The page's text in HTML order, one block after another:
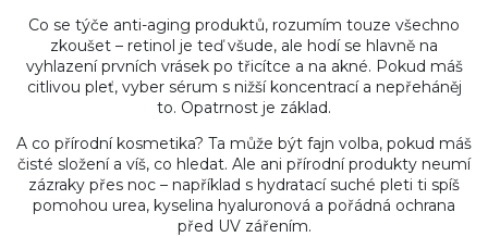
Co se týče anti-aging produktů, rozumím touze všechno
zkoušet – retinol je teď všude, ale hodí se hlavně na
vyhlazení prvních vrásek po třicítce a na akné. Pokud máš
citlivou pleť, vyber sérum s nižší koncentrací a nepřeháněj
to. Opatrnost je základ.
A co přírodní kosmetika? Ta může být fajn volba, pokud máš
čisté složení a víš, co hledat. Ale ani přírodní produkty neumí
zázraky přes noc – například s hydratací suché pleti ti spíš
pomohou urea, kyselina hyaluronová a pořádná ochrana
před UV zářením.